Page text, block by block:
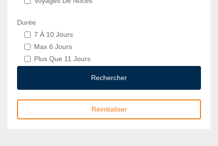
Durée
7 À 10 Jours
Max 6 Jours
Plus Que 11 Jours
Rechercher
Réinitialiser